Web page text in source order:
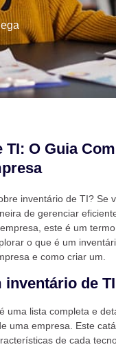
TI: O Guia
inventário de TI? Se
de gerenciar
este é um
o que é um
e como criar um.
inventário de
uma lista completa e
uma empresa. Este
de cada